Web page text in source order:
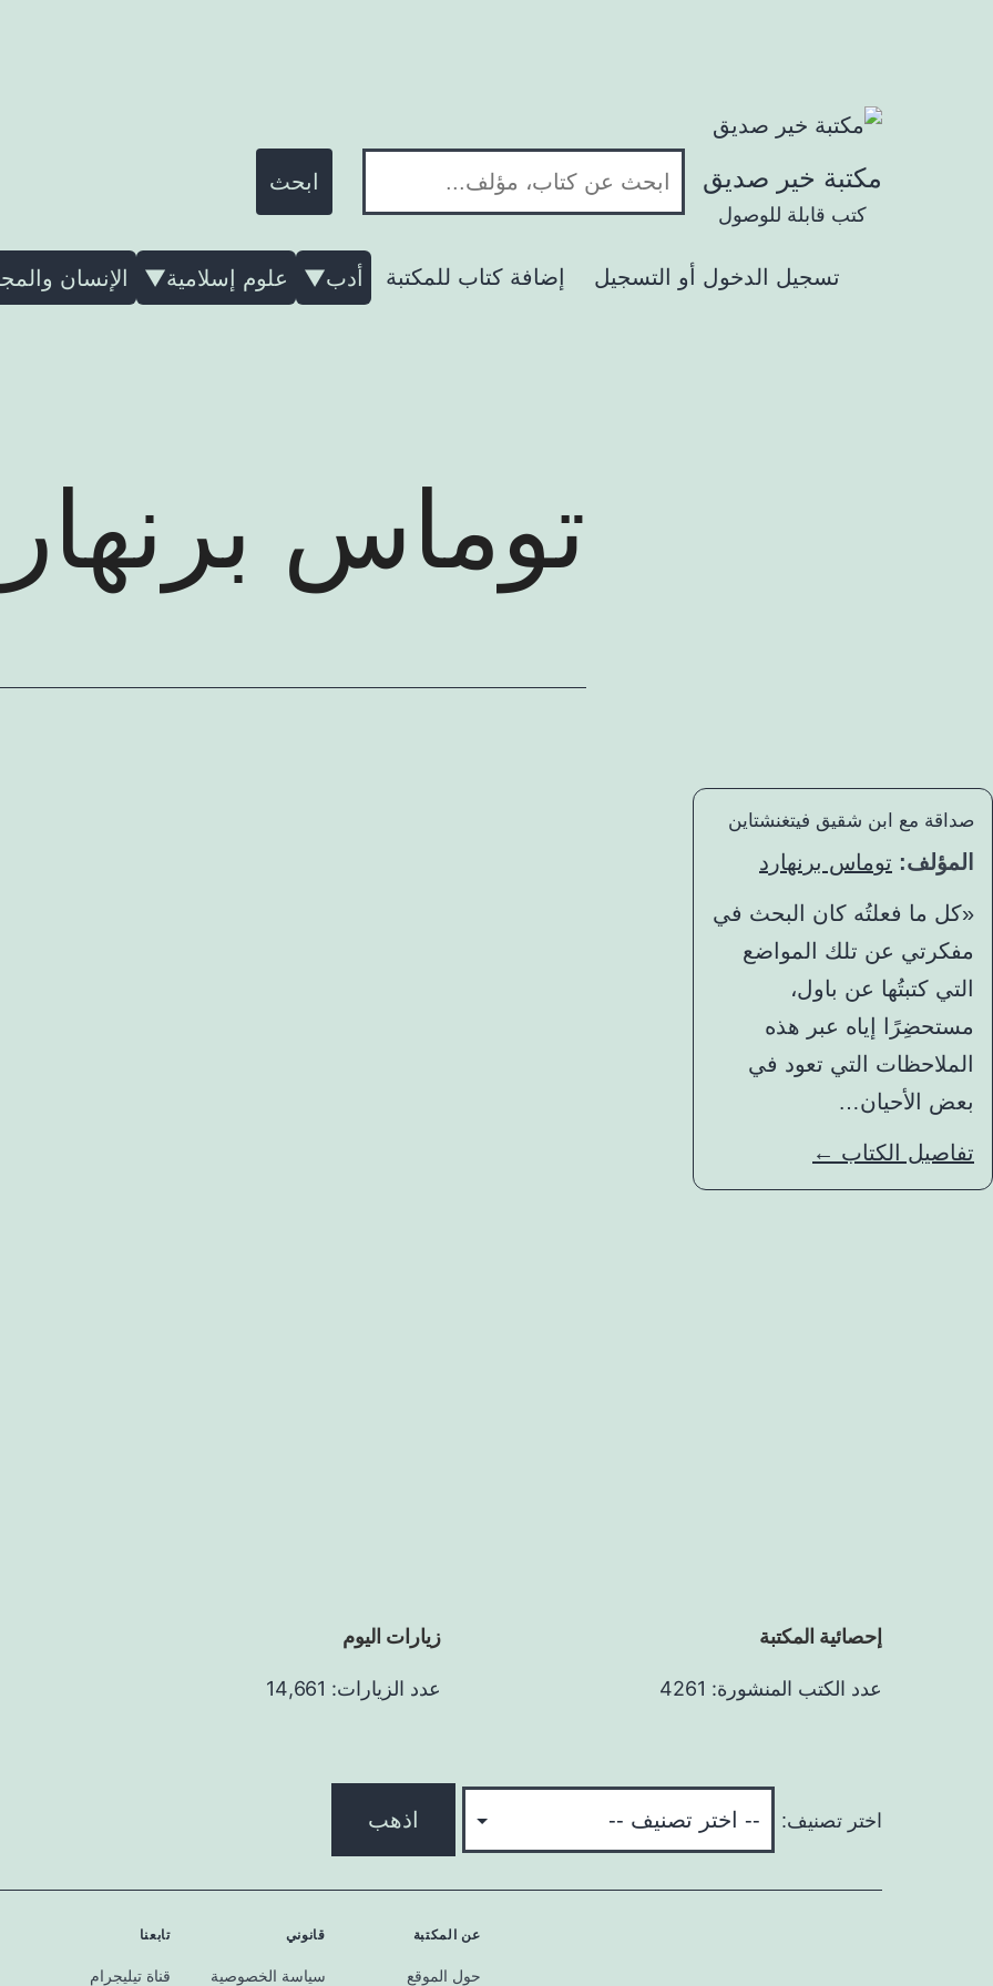
مكتبة خير صديق
كتب قابلة للوصول
تسجيل الدخول أو التسجيل إضافة كتاب للمكتبة أدب▼ علوم إسلامية▼ الإنسان
عرض كتب
توماس
صداقة مع ابن شقيق فيتغنشتاين
المؤلف: توماس برنهارد
«كل ما فعلتُه كان البحث في
مفكرتي عن تلك المواضع
التي كتبتُها عن باول،
مستحضِرًا إياه عبر هذه
الملاحظات التي تعود في
بعض الأحيان…
تفاصيل الكتاب ←
إحصائية المكتبة
عدد الكتب المنشورة: 4261
زيارات اليوم
عدد الزيارات: 14,661
اختر تصنيف: اذهب
عن المكتبة
حول الموقع
قانوني
سياسة الخصوصية
تابعنا
قناة تيليجرام